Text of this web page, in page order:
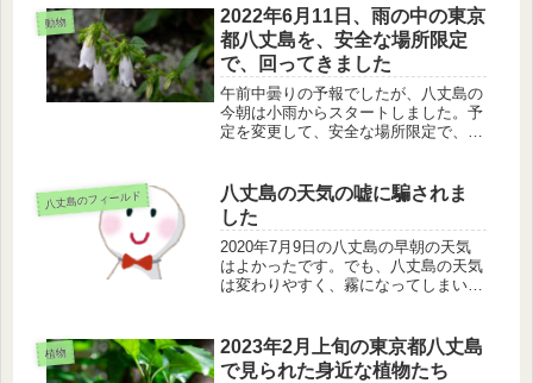
す。少し出かけましたが、雨の中のツ
バメチドリを見ました。
動物
2022年6月11日、雨の中の東京
都八丈島を、安全な場所限定
で、回ってきました
午前中曇りの予報でしたが、八丈島の
今朝は小雨からスタートしました。予
定を変更して、安全な場所限定で、回
そして、渡り鳥のクロハラアジサシを
見てきました。
八丈島のフィールド
八丈島の天気の嘘に騙されま
した
2020年7月9日の八丈島の早朝の天気
はよかったです。でも、八丈島の天気
は変わりやすく、霧になってしまいし
た。
植物
2023年2月上旬の東京都八丈島
で見られた身近な植物たち